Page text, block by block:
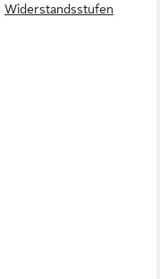
Widerstandsstufen